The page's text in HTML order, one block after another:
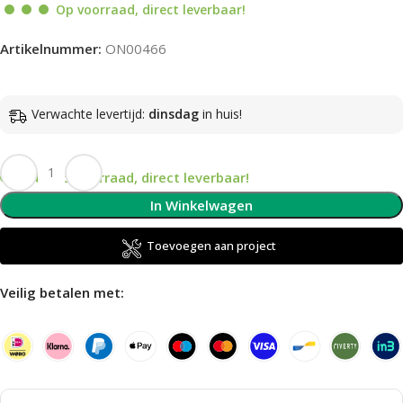
Op voorraad, direct leverbaar!
Artikelnummer: ON00466
Verwachte levertijd: dinsdag in huis!
Op voorraad, direct leverbaar!
In Winkelwagen
Toevoegen aan project
Veilig betalen met: